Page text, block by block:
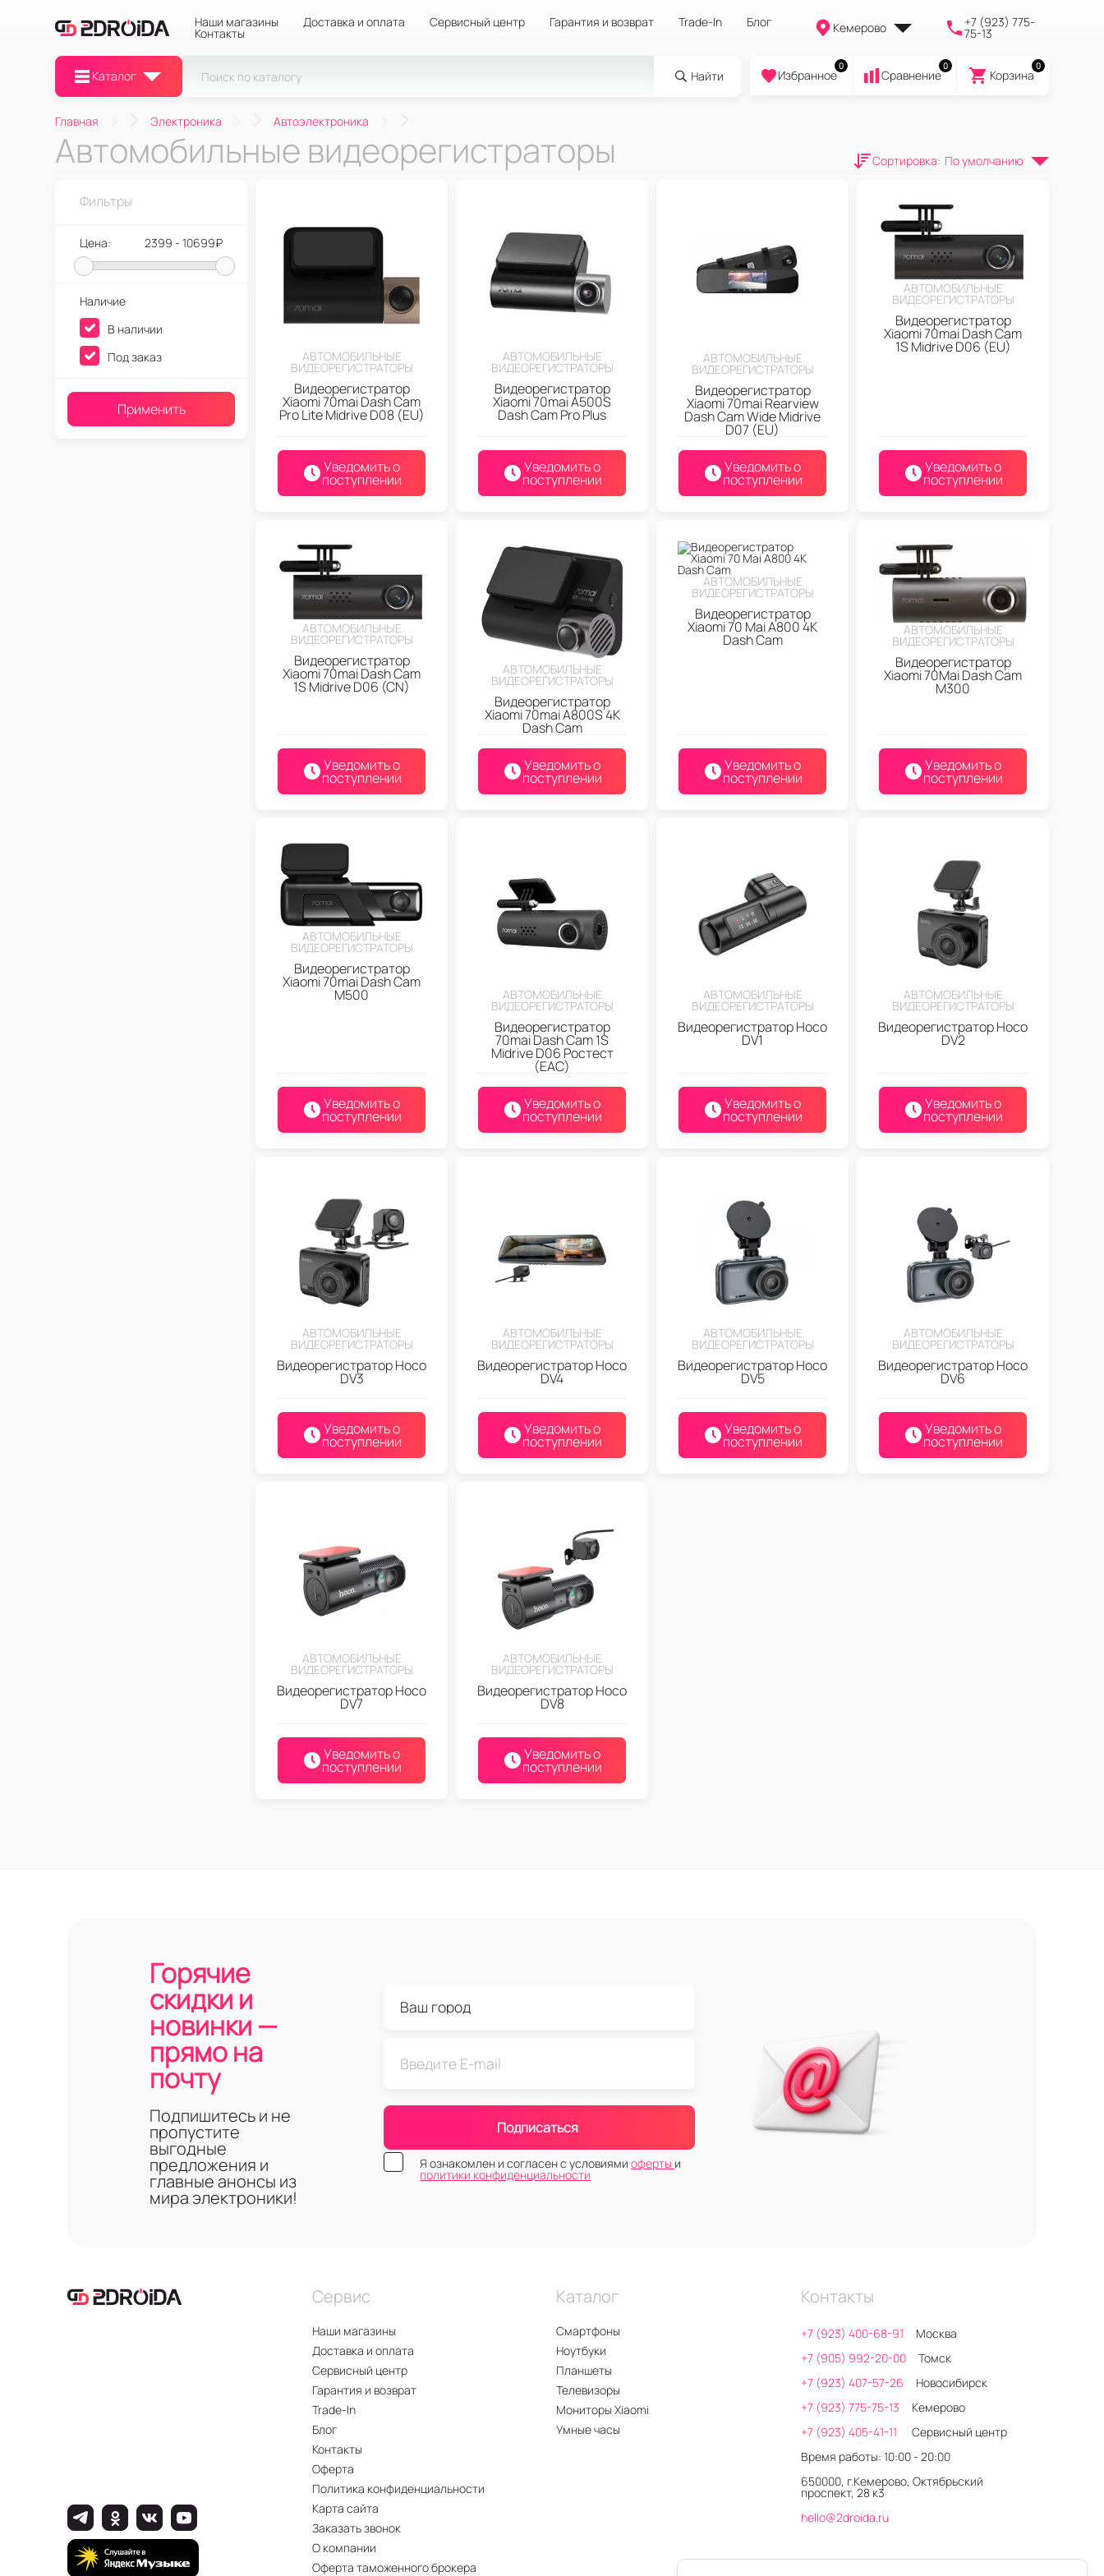
Наши магазины Доставка и оплата Сервисный центр Гарантия и возврат Trade-In Блог
Контакты Кемерово +7 (923) 775-
75-13
Каталог Найти
0
Избранное
0
Cравнение
0
Корзина
Главная Электроника Автоэлектроника
Автомобильные видеорегистраторы Сортировка: По умолчанию
АВТОМОБИЛЬНЫЕ
ВИДЕОРЕГИСТРАТОРЫ
Видеорегистратор
Xiaomi 70mai Dash Cam
Pro Lite Midrive D08 (EU)
Уведомить о
поступлении
АВТОМОБИЛЬНЫЕ
ВИДЕОРЕГИСТРАТОРЫ
Видеорегистратор
Xiaomi 70mai A500S
Dash Cam Pro Plus
Уведомить о
поступлении
АВТОМОБИЛЬНЫЕ
ВИДЕОРЕГИСТРАТОРЫ
Видеорегистратор
Xiaomi 70mai Rearview
Dash Cam Wide Midrive
D07 (EU)
Уведомить о
поступлении
АВТОМОБИЛЬНЫЕ
ВИДЕОРЕГИСТРАТОРЫ
Видеорегистратор
Xiaomi 70mai Dash Cam
1S Midrive D06 (EU)
Уведомить о
поступлении
АВТОМОБИЛЬНЫЕ
ВИДЕОРЕГИСТРАТОРЫ
Видеорегистратор
Xiaomi 70mai Dash Cam
1S Midrive D06 (CN)
Уведомить о
поступлении
АВТОМОБИЛЬНЫЕ
ВИДЕОРЕГИСТРАТОРЫ
Видеорегистратор
Xiaomi 70mai A800S 4K
Dash Cam
Уведомить о
поступлении
АВТОМОБИЛЬНЫЕ
ВИДЕОРЕГИСТРАТОРЫ
Видеорегистратор
Xiaomi 70 Mai A800 4K
Dash Cam
Уведомить о
поступлении
АВТОМОБИЛЬНЫЕ
ВИДЕОРЕГИСТРАТОРЫ
Видеорегистратор
Xiaomi 70Mai Dash Cam
M300
Уведомить о
поступлении
АВТОМОБИЛЬНЫЕ
ВИДЕОРЕГИСТРАТОРЫ
Видеорегистратор
Xiaomi 70mai Dash Cam
M500
Уведомить о
поступлении
АВТОМОБИЛЬНЫЕ
ВИДЕОРЕГИСТРАТОРЫ
Видеорегистратор
70mai Dash Cam 1S
Midrive D06 Ростест
(EAC)
Уведомить о
поступлении
АВТОМОБИЛЬНЫЕ
ВИДЕОРЕГИСТРАТОРЫ
Видеорегистратор Hoco
DV1
Уведомить о
поступлении
АВТОМОБИЛЬНЫЕ
ВИДЕОРЕГИСТРАТОРЫ
Видеорегистратор Hoco
DV2
Уведомить о
поступлении
АВТОМОБИЛЬНЫЕ
ВИДЕОРЕГИСТРАТОРЫ
Видеорегистратор Hoco
DV3
Уведомить о
поступлении
АВТОМОБИЛЬНЫЕ
ВИДЕОРЕГИСТРАТОРЫ
Видеорегистратор Hoco
DV4
Уведомить о
поступлении
АВТОМОБИЛЬНЫЕ
ВИДЕОРЕГИСТРАТОРЫ
Видеорегистратор Hoco
DV5
Уведомить о
поступлении
АВТОМОБИЛЬНЫЕ
ВИДЕОРЕГИСТРАТОРЫ
Видеорегистратор Hoco
DV6
Уведомить о
поступлении
АВТОМОБИЛЬНЫЕ
ВИДЕОРЕГИСТРАТОРЫ
Видеорегистратор Hoco
DV7
Уведомить о
поступлении
АВТОМОБИЛЬНЫЕ
ВИДЕОРЕГИСТРАТОРЫ
Видеорегистратор Hoco
DV8
Уведомить о
поступлении
Фильтры
Цена: 2399 - 10699₽
Наличие
В наличии
Под заказ
Применить
Горячие
скидки и
новинки —
прямо на
почту
Подпишитесь и не
пропустите
выгодные
предложения и
главные анонсы из
мира электроники!
Подписаться
Я ознакомлен и согласен с условиямиоферты и
политики конфиденциальности
Сервис
Наши магазины
Доставка и оплата
Сервисный центр
Гарантия и возврат
Trade-In
Блог
Контакты
Оферта
Политика конфиденциальности
Карта сайта
Заказать звонок
О компании
Оферта таможенного брокера
Каталог
Смартфоны
Ноутбуки
Планшеты
Телевизоры
Мониторы Xiaomi
Умные часы
Контакты
+7 (923) 400-68-91
Москва
+7 (905) 992-20-00
Томск
+7 (923) 407-57-26
Новосибирск
+7 (923) 775-75-13
Кемерово
+7 (923) 405-41-11
Сервисный центр
Время работы: 10:00 - 20:00
650000, г.Кемерово, Октябрьский
проспект, 28 к3
hello@2droida.ru